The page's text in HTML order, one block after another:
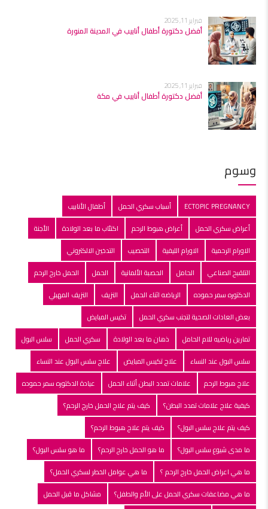
فبراير 11, 2025
أفضل دكتورة أطفال أنابيب في المدينة المنورة
فبراير 11, 2025
أفضل دكتورة أطفال أنابيب في مكة
وسوم
ECTOPIC PREGNANCY أسباب سكري الحمل
أطفال الأنابيب
أعراض سكري الحمل
أعراض هبوط الرحم اكتئاب ما بعد الولادة
الأجنة
الاورام الرحمية
الاورام الليفية التخصيب
التدخين الالكتروني
التلقبح الصناعي
الحامل الحصبة الألمانية الحمل
الحمل خارج الرحم
الدكتوره سمر حموده
الرياضه اثناء الحمل النزيف
النزيف المهبلي
بعض العادات الصحية لتجنب سكري الحمل
تكيس المبايض
تمارين رياضيه للام الحامل
ذهان ما بعد الولادة سكري الحمل
سلس البول
سلس البول عند النساء
علاج تكيس المبايض
علاج سلس البول عند النساء
علاج هبوط الرحم
علامات تمدد البطن أثناء الحمل
عيادة الدكتوره سمر حموده
كيفية علاج علامات تمدد البطن؟
كيف يتم علاج الحمل خارج الرحم؟
كيف يتم علاج سلس البول؟
كيف يتم علاج هبوط الرحم؟
ما مدى شيوع سلس البول؟
ما هو الحمل خارج الرحم؟
ما هو سلس البول؟
ما هي اعراض الحمل خارج الرحم ؟
ما هي عوامل الخطر لسكري الحمل؟
ما هي مضاعفات سكري الحمل على الأم والطفل؟
مشاكل ما قبل الحمل